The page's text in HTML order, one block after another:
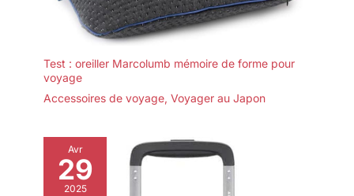
Test : oreiller Marcolumb mémoire de forme pour
voyage
Accessoires de voyage, Voyager au Japon
Avr
29
2025